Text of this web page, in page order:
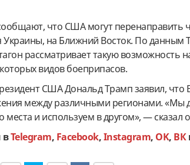
что США могут перенаправить
на Ближний Восток. По данным
рассматривает такую возможность
видов боеприпасов.
США Дональд Трамп заявил, что
между различными регионами. «Мы
и используем в другом», — сказал
вTelegram, Facebook,Instagram, OK, ВК